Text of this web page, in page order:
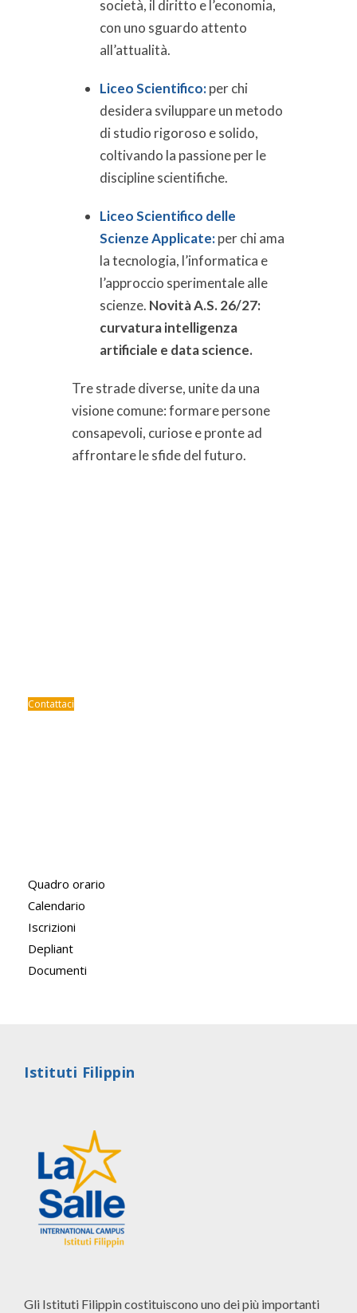
società, il diritto e l’economia,
con uno sguardo attento
all’attualità.
Liceo Scientifico:per chi
desidera sviluppare un metodo
di studio rigoroso e solido,
coltivando la passione per le
discipline scientifiche.
Liceo Scientifico delle
Scienze Applicate:per chi ama
la tecnologia, l’informatica e
l’approccio sperimentale alle
scienze. Novità A.S. 26/27:
curvatura intelligenza
artificiale e data science.
Tre strade diverse, unite da una
visione comune: formare persone
consapevoli, curiose e pronte ad
affrontare le sfide del futuro.
Contattaci
Quadro orario
Calendario
Iscrizioni
Depliant
Documenti
Istituti Filippin
Gli Istituti Filippin costituiscono uno dei più importanti